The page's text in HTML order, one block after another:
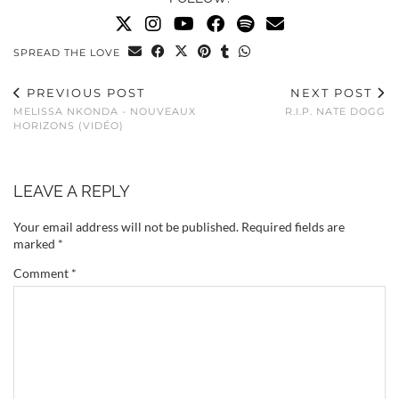
SPREAD THE LOVE
PREVIOUS POST
MELISSA NKONDA - NOUVEAUX
HORIZONS (VIDÉO)
NEXT POST
R.I.P. NATE DOGG
LEAVE A REPLY
Your email address will not be published. Required fields are
marked *
Comment *